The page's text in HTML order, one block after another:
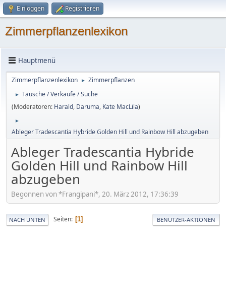
Einloggen Registrieren
Zimmerpflanzenlexikon
Hauptmenü
Zimmerpflanzenlexikon ► Zimmerpflanzen
►
Tausche / Verkaufe / Suche
(Moderatoren: Harald, Daruma, Kate MacLila)
►
Ableger Tradescantia Hybride Golden Hill und Rainbow Hill abzugeben
Ableger Tradescantia Hybride
Golden Hill und Rainbow Hill
abzugeben
Begonnen von *Frangipani*, 20. März 2012, 17:36:39
NACH UNTEN Seiten 1 BENUTZER-AKTIONEN